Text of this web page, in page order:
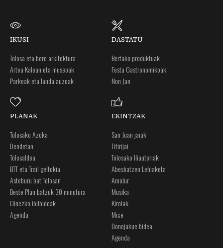
IKUSI
Tolosa eta bere arkitektura
Artea Kalean eta museoak
Parkeak eta landa auzoak
DASTATU
Bertako produktuak
Festa Gastronomikoak
Non Jan
PLANAK
Tolosako Azoka
Dendetan
Tolosaldea
BTT eta Trail geltokia
Asteburu bat Tolosan
Beste Plan batzuk 30 minutura
Oinezko ibilbideak
Agenda
EKINTZAK
San Juan jaiak
Titirijai
Tolosako Iñauteriak
Abesbatzen Lehiaketa
Amalur
Musika
Kirolak
Mice
Donejakue bidea
Agenda